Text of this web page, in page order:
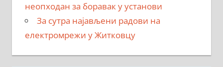
неопходан за боравак у установи
За сутра најављени радови на
електромрежи у Житковцу